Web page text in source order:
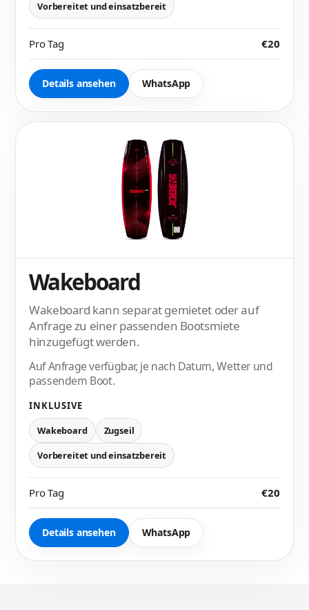
Vorbereitet und einsatzbereit
Pro Tag €20
Details ansehen WhatsApp
Wakeboard
Wakeboard kann separat gemietet oder auf
Anfrage zu einer passenden Bootsmiete
hinzugefügt werden.
Auf Anfrage verfügbar, je nach Datum, Wetter und
passendem Boot.
INKLUSIVE
Wakeboard
Zugseil
Vorbereitet und einsatzbereit
Pro Tag €20
Details ansehen WhatsApp